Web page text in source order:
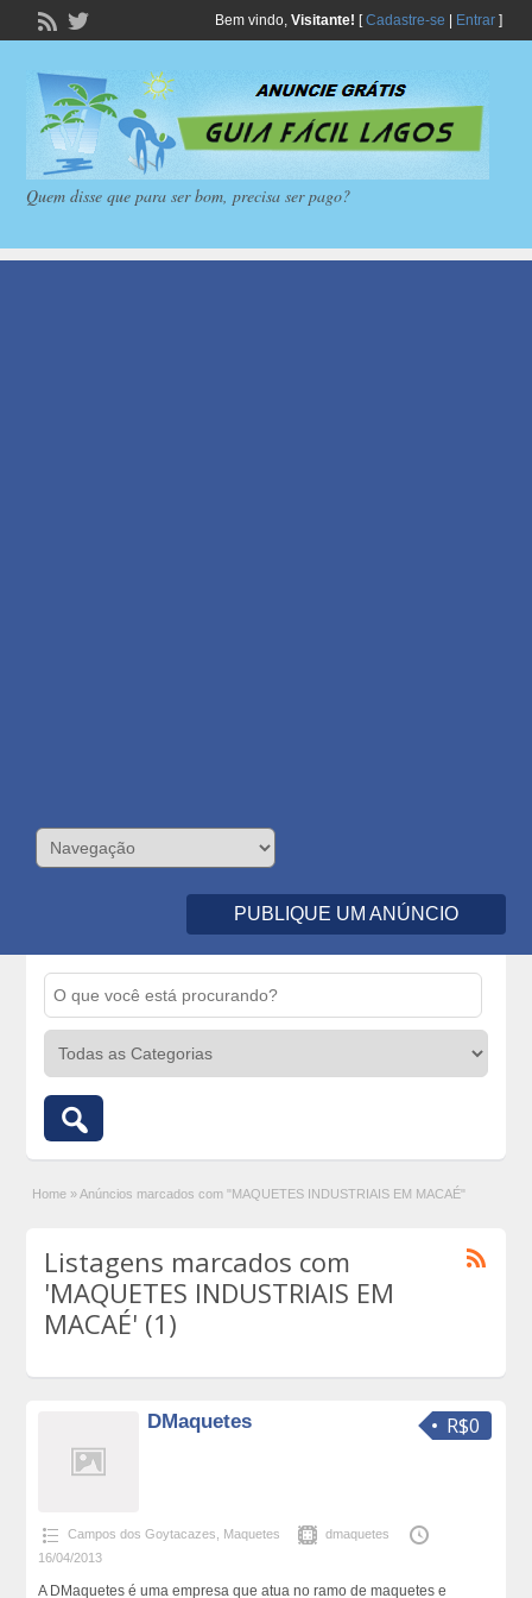
Bem vindo, Visitante! [Cadastre-se Entrar]
Quem disse que para ser bom, precisa ser pago?
PUBLIQUE UM ANÚNCIO
Home » Anúncios marcados com "MAQUETES INDUSTRIAIS EM MACAÉ"
Listagens marcados com
'MAQUETES INDUSTRIAIS EM
MACAÉ' (1)
R$0
DMaquetes
Campos dos Goytacazes Maquetes
dmaquetes
16/04/2013
A DMaquetes é uma empresa que atua no ramo de maquetes e